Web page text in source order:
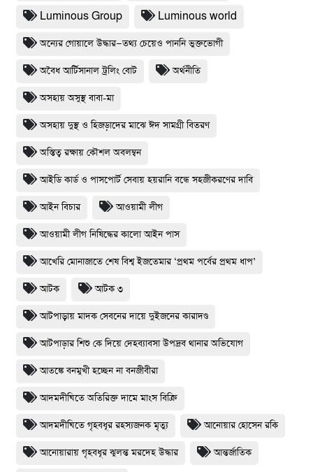
Luminous Group Luminous world
অন্যের গোয়ালে উদ্ধার—তথ্য চেয়েও পাননি ভুক্তভোগী
অবৈধ আর্টিসানাল ট্রলিং বোট অর্থনীতি
অসহায় অসুস্থ বাবা-মা
অসহায় দুস্থ ও হিজড়াদের মাঝে ঈদ সামগ্রী বিতরণ
অস্তিত্ব রক্ষায় কৌশল অবলম্বন
আইডি কার্ড ও পাসপোর্ট সেবায় হয়রানি বন্ধে সহজীকরণের দাবি
আইন বিচার আওয়ামী লীগ
আওয়ামী লীগ নিষিদ্ধের কালো আইন পাস
আখেরি মোনাজাতে শেষ বিশ্ব ইজতেমার ‘প্রথম পর্বের প্রথম ধাপ’
আটক আটক ৩
আটপাড়ায় মাদক সেবনের দায়ে দুইজনের কারাদণ্ড
আটপাড়ার শিশু কে দিয়ে দেহব্যাবসা উপদ্রব থানার অভিযোগ
আতঙ্কে বনমুখী হচ্ছেন না বনজীবীরা
আদমদীঘিতে অতিরিক্ত দামে মাংস বিক্রি
আদমদীঘিতে গৃহবধূর রহস্যজনক মৃত্যু আনোয়ার হোসেন রকি
আনোয়ারায় গৃহবধূর ঝুলন্ত মরদেহ উদ্ধার আন্তর্জাতিক